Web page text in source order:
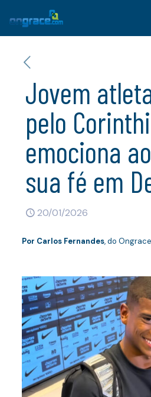
Jovem
pelo
emociona
sua fé em
20/01/2026
Por Carlos Fernandes, do Ongrace